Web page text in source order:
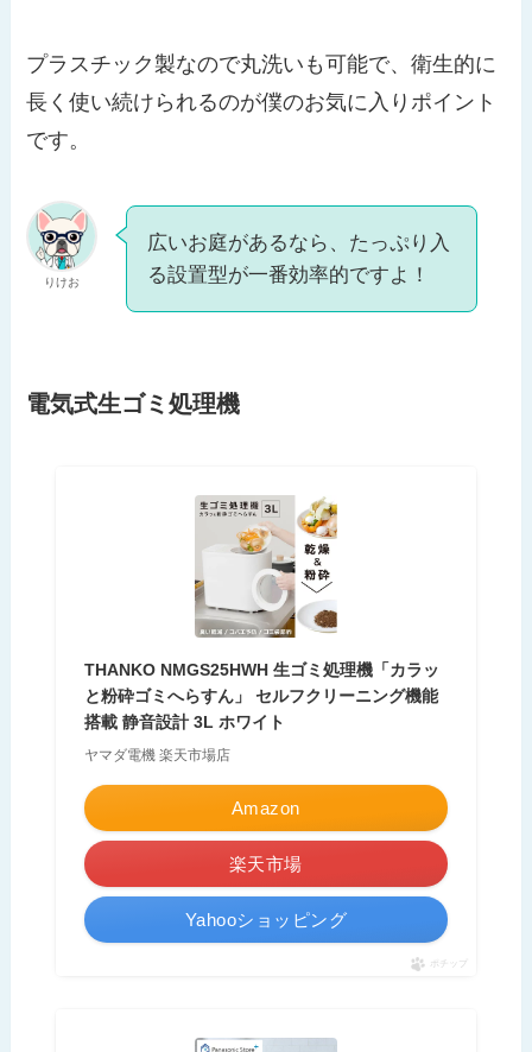
プラスチック製なので丸洗いも可能で、衛生的に
長く使い続けられるのが僕のお気に入りポイント
です。
りけお
広いお庭があるなら、たっぷり入
る設置型が一番効率的ですよ！
電気式生ゴミ処理機
THANKO NMGS25HWH 生ゴミ処理機「カラッ
と粉砕ゴミへらすん」 セルフクリーニング機能
搭載 静音設計 3L ホワイト
ヤマダ電機 楽天市場店
Amazon
楽天市場
Yahooショッピング
ポチップ